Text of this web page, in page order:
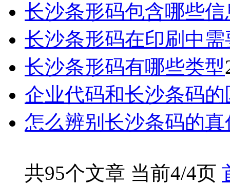
长沙条形码包含哪些信
长沙条形码在印刷中
长沙条形码有哪些类型
企业代码和长沙条码的
怎么辨别长沙条码的真
共95个文章 当前4/4页